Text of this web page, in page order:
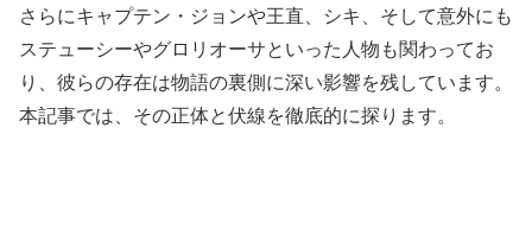
さらにキャプテン・ジョンや王直、シキ、そして意外にも
ステューシーやグロリオーサといった人物も関わってお
り、彼らの存在は物語の裏側に深い影響を残しています。
本記事では、その正体と伏線を徹底的に探ります。